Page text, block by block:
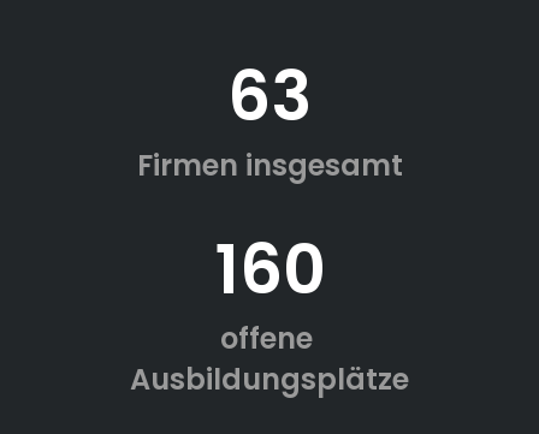
63
Firmen insgesamt
160
offene
Ausbildungsplätze